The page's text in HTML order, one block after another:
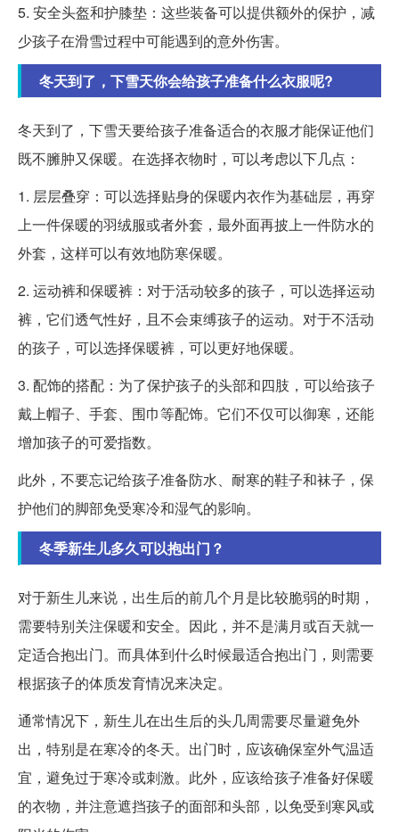
5. 安全头盔和护膝垫：这些装备可以提供额外的保护，减
少孩子在滑雪过程中可能遇到的意外伤害。
冬天到了，下雪天你会给孩子准备什么衣服呢?
冬天到了，下雪天要给孩子准备适合的衣服才能保证他们
既不臃肿又保暖。在选择衣物时，可以考虑以下几点：
1. 层层叠穿：可以选择贴身的保暖内衣作为基础层，再穿
上一件保暖的羽绒服或者外套，最外面再披上一件防水的
外套，这样可以有效地防寒保暖。
2. 运动裤和保暖裤：对于活动较多的孩子，可以选择运动
裤，它们透气性好，且不会束缚孩子的运动。对于不活动
的孩子，可以选择保暖裤，可以更好地保暖。
3. 配饰的搭配：为了保护孩子的头部和四肢，可以给孩子
戴上帽子、手套、围巾等配饰。它们不仅可以御寒，还能
增加孩子的可爱指数。
此外，不要忘记给孩子准备防水、耐寒的鞋子和袜子，保
护他们的脚部免受寒冷和湿气的影响。
冬季新生儿多久可以抱出门？
对于新生儿来说，出生后的前几个月是比较脆弱的时期，
需要特别关注保暖和安全。因此，并不是满月或百天就一
定适合抱出门。而具体到什么时候最适合抱出门，则需要
根据孩子的体质发育情况来决定。
通常情况下，新生儿在出生后的头几周需要尽量避免外
出，特别是在寒冷的冬天。出门时，应该确保室外气温适
宜，避免过于寒冷或刺激。此外，应该给孩子准备好保暖
的衣物，并注意遮挡孩子的面部和头部，以免受到寒风或